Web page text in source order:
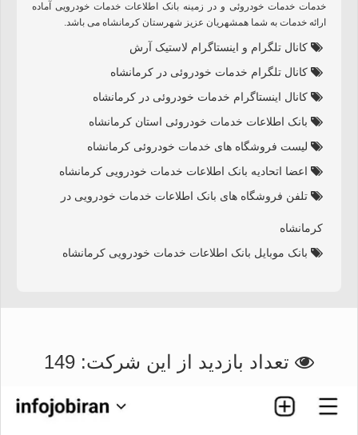
خدمات خدمات خودروئی و در زمینه بانک اطلاعات خدمات خودرویی آماده
ارائه خدمات به شما همشهریان عزیز شهرستان کرمانشاه می باشد.
کانال تلگرام و اینستاگرام لاستيک آرش
کانال تلگرام خدمات خودروئی در کرمانشاه
کانال اینستاگرام خدمات خودروئی در کرمانشاه
بانک اطلاعات خدمات خودروئی استان کرمانشاه
لیست فروشگاه های خدمات خودروئی کرمانشاه
اعضا اتحادیه بانک اطلاعات خدمات خودرویی کرمانشاه
تلفن فروشگاه های بانک اطلاعات خدمات خودرویی در
کرمانشاه
بانک موبایل بانک اطلاعات خدمات خودرویی کرمانشاه
بانک اطلاعات شهرستان کرمانشاه
تعداد بازدید از این شرکت: 149